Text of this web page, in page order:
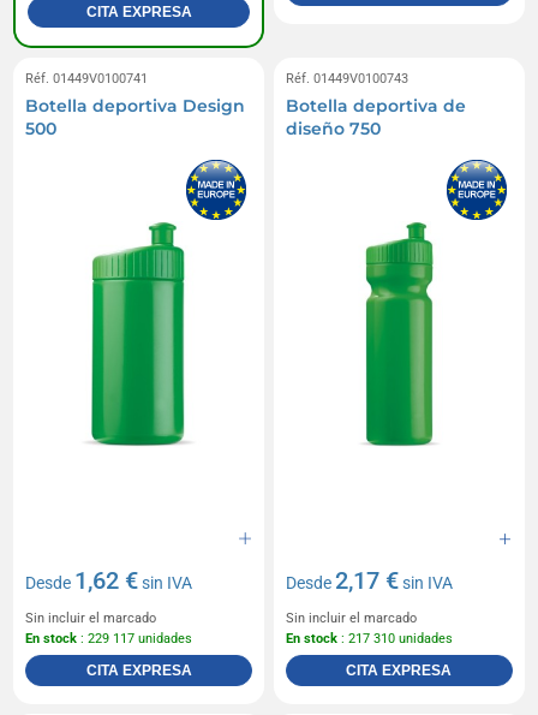
CITA EXPRESA
Réf. 01449V0100741
Botella deportiva Design
500
Desde 1,62 €sin IVA
Sin incluir el marcado
En stock : 229 117 unidades
CITA EXPRESA
Réf. 01449V0100743
Botella deportiva de
diseño 750
Desde2,17 €sin IVA
Sin incluir el marcado
En stock : 217 310 unidades
CITA EXPRESA